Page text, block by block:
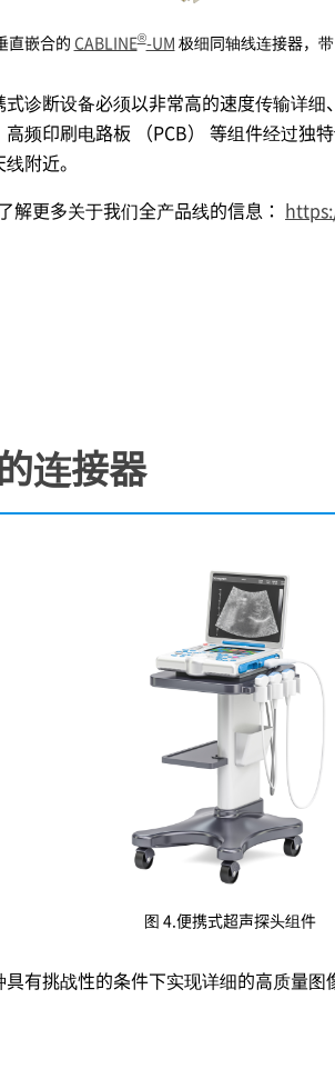
直嵌合的CABLINE®-UM 极细同轴线连接器，带
诊断设备必须以非常高的速度传输详
频印刷电路板 （PCB） 等组件经过独
附近。
更多关于我们全产品线的信息：
连接器
图 4.便携式超声探头组件
有挑战性的条件下实现详细的高质量